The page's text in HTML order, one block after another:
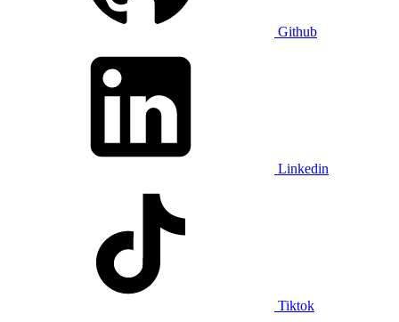
Github
Linkedin
Tiktok